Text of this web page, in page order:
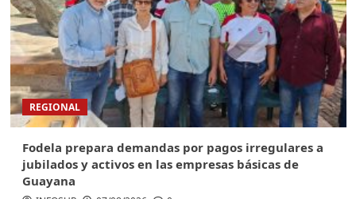
REGIONAL
Fodela prepara demandas por pagos irregulares a
jubilados y activos en las empresas básicas de
Guayana